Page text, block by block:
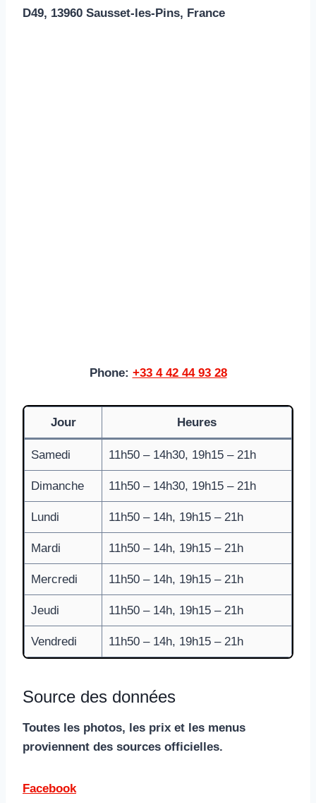
D49, 13960 Sausset-les-Pins, France
Phone: +33 4 42 44 93 28
Jour Heures
Samedi 11h50 – 14h30, 19h15 – 21h
Dimanche 11h50 – 14h30, 19h15 – 21h
Lundi 11h50 – 14h, 19h15 – 21h
Mardi 11h50 – 14h, 19h15 – 21h
Mercredi 11h50 – 14h, 19h15 – 21h
Jeudi 11h50 – 14h, 19h15 – 21h
Vendredi 11h50 – 14h, 19h15 – 21h
Source des données
Toutes les photos, les prix et les menus
proviennent des sources officielles.
Facebook